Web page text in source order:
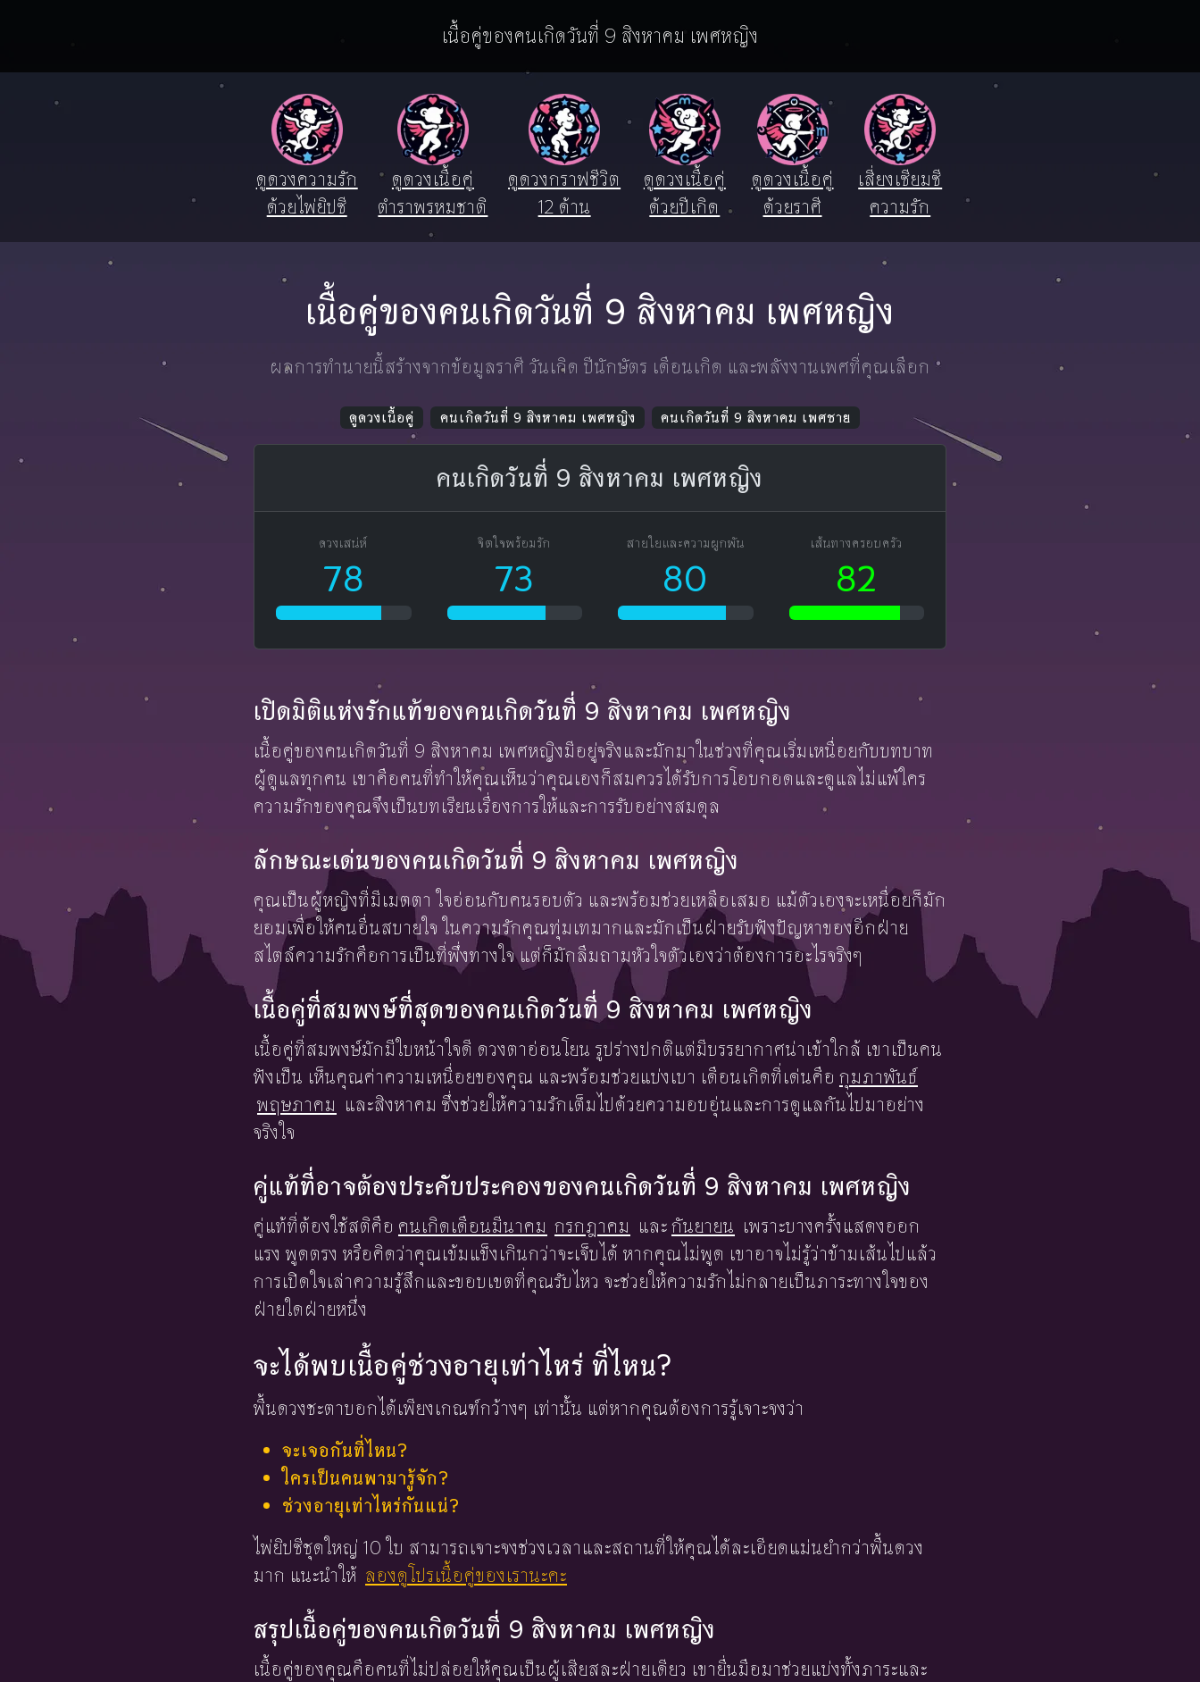
เนื้อคู่ของคนเกิดวันที่ 9 สิงหาคม เพศหญิง
ดูดวงความรัก
ด้วยไพ่ยิปซี
ดูดวงเนื้อคู่
ตำราพรหมชาติ
ดูดวงกราฟชีวิต
12 ด้าน
ดูดวงเนื้อคู่
ด้วยปีเกิด
ดูดวงเนื้อคู่
ด้วยราศี
เสี่ยงเซียมซี
ความรัก
เนื้อคู่ของคนเกิดวันที่ 9 สิงหาคม เพศหญิง
ผลการทำนายนี้สร้างจากข้อมูลราศี วันเกิด ปีนักษัตร เดือนเกิด และพลังงานเพศที่คุณเลือก
ดูดวงเนื้อคู่ คนเกิดวันที่ 9 สิงหาคม เพศหญิง คนเกิดวันที่ 9 สิงหาคม เพศชาย
คนเกิดวันที่ 9 สิงหาคม เพศหญิง
ดวงเสน่ห์
78
จิตใจพร้อมรัก
73
สายใยและความผูกพัน
80
เส้นทางครอบครัว
82
เปิดมิติแห่งรักแท้ของคนเกิดวันที่ 9 สิงหาคม เพศหญิง
เนื้อคู่ของคนเกิดวันที่ 9 สิงหาคม เพศหญิงมีอยู่จริงและมักมาในช่วงที่คุณเริ่มเหนื่อยกับบทบาท
ผู้ดูแลทุกคน เขาคือคนที่ทำให้คุณเห็นว่าคุณเองก็สมควรได้รับการโอบกอดและดูแลไม่แพ้ใคร
ความรักของคุณจึงเป็นบทเรียนเรื่องการให้และการรับอย่างสมดุล
ลักษณะเด่นของคนเกิดวันที่ 9 สิงหาคม เพศหญิง
คุณเป็นผู้หญิงที่มีเมตตา ใจอ่อนกับคนรอบตัว และพร้อมช่วยเหลือเสมอ แม้ตัวเองจะเหนื่อยก็มัก
ยอมเพื่อให้คนอื่นสบายใจ ในความรักคุณทุ่มเทมากและมักเป็นฝ่ายรับฟังปัญหาของอีกฝ่าย
สไตล์ความรักคือการเป็นที่พึ่งทางใจ แต่ก็มักลืมถามหัวใจตัวเองว่าต้องการอะไรจริงๆ
เนื้อคู่ที่สมพงษ์ที่สุดของคนเกิดวันที่ 9 สิงหาคม เพศหญิง
เนื้อคู่ที่สมพงษ์มักมีใบหน้าใจดี ดวงตาอ่อนโยน รูปร่างปกติแต่มีบรรยากาศน่าเข้าใกล้ เขาเป็นคน
ฟังเป็น เห็นคุณค่าความเหนื่อยของคุณ และพร้อมช่วยแบ่งเบา เดือนเกิดที่เด่นคือ กุมภาพันธ์
พฤษภาคม และสิงหาคม ซึ่งช่วยให้ความรักเต็มไปด้วยความอบอุ่นและการดูแลกันไปมาอย่าง
จริงใจ
คู่แท้ที่อาจต้องประคับประคองของคนเกิดวันที่ 9 สิงหาคม เพศหญิง
คู่แท้ที่ต้องใช้สติคือ คนเกิดเดือนมีนาคม กรกฎาคม และกันยายน เพราะบางครั้งแสดงออก
แรง พูดตรง หรือคิดว่าคุณเข้มแข็งเกินกว่าจะเจ็บได้ หากคุณไม่พูด เขาอาจไม่รู้ว่าข้ามเส้นไปแล้ว
การเปิดใจเล่าความรู้สึกและขอบเขตที่คุณรับไหว จะช่วยให้ความรักไม่กลายเป็นภาระทางใจของ
ฝ่ายใดฝ่ายหนึ่ง
จะได้พบเนื้อคู่ช่วงอายุเท่าไหร่ ที่ไหน?
พื้นดวงชะตาบอกได้เพียงเกณฑ์กว้างๆ เท่านั้น แต่หากคุณต้องการรู้เจาะจงว่า
จะเจอกันที่ไหน?
ใครเป็นคนพามารู้จัก?
ช่วงอายุเท่าไหร่กันแน่?
ไพ่ยิปซีชุดใหญ่ 10 ใบ สามารถเจาะจงช่วงเวลาและสถานที่ให้คุณได้ละเอียดแม่นยำกว่าพื้นดวง
มาก แนะนำให้ ลองดูโปรเนื้อคู่ของเรานะคะ
สรุปเนื้อคู่ของคนเกิดวันที่ 9 สิงหาคม เพศหญิง
เนื้อคู่ของคุณคือคนที่ไม่ปล่อยให้คุณเป็นผู้เสียสละฝ่ายเดียว เขายื่นมือมาช่วยแบ่งทั้งภาระและ